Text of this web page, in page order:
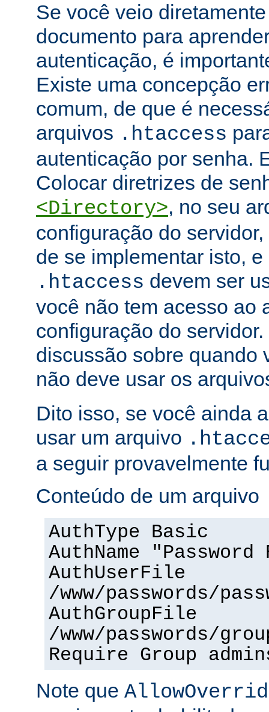
Se você veio
documento para
autenticação, é
Existe uma concepção
comum, de que é
arquivos .htaccess
autenticação por senha.
Colocar diretrizes de
<Directory>, no seu
configuração do
de se implementar isto,
.htaccess devem ser
você não tem acesso ao
configuração do
discussão sobre quando
não deve usar os
Dito isso, se você ainda
usar um arquivo
a seguir provavelmente
Conteúdo de um arquivo
AuthType Basic
AuthName
AuthUserFile
/www/passwords/
AuthGroupFile
/www/passwords/
Require Group
Note que